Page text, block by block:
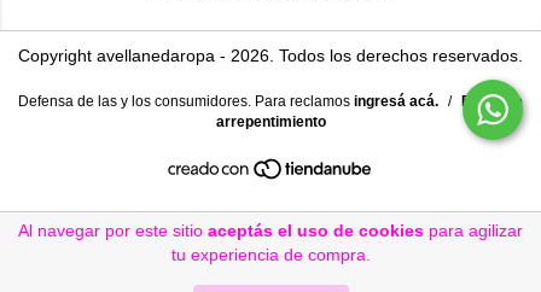
Al navegar por este sitio aceptás el uso de cookies para agilizar
tu experiencia de compra.
Copyright avellanedaropa - 2026. Todos los derechos reservados.
Defensa de las y los consumidores. Para reclamos ingresá acá. /
Botón de
arrepentimiento